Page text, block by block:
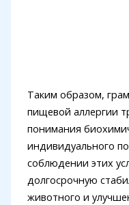
Таким образом,
пищевой аллергии
понимания
индивидуального
соблюдении этих
долгосрочную
животного и